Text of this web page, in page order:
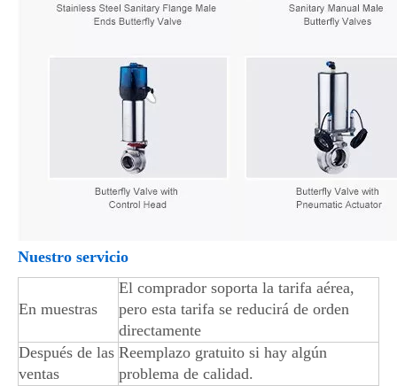
Nuestro servicio
En muestras
El comprador soporta la tarifa aérea,
pero esta tarifa se reducirá de orden
directamente
Después de las
ventas
Reemplazo gratuito si hay algún
problema de calidad.